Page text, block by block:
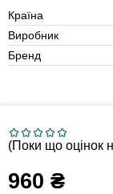
Країна
Виробник
Бренд
(Поки що оцінок
960 ₴